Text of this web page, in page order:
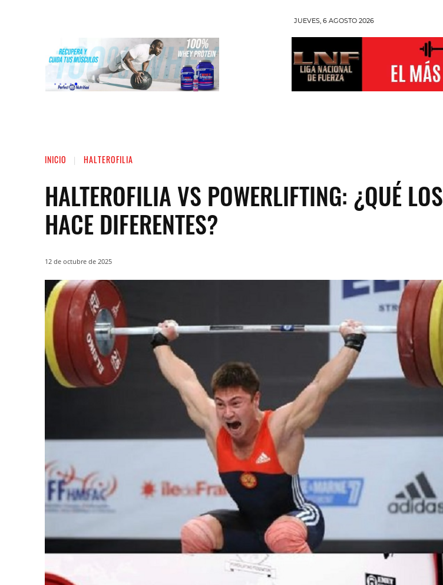
JUEVES, 6 AGOSTO 2026
INICIO HALTEROFILIA
HALTEROFILIA VS POWERLIFTING: ¿QUÉ LOS
HACE DIFERENTES?
12 de octubre de 2025